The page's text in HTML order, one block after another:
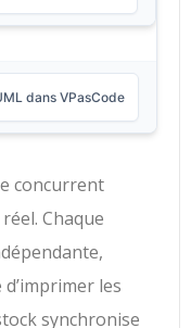
dans VPasCode
concurrent
Chaque
les
synchronise